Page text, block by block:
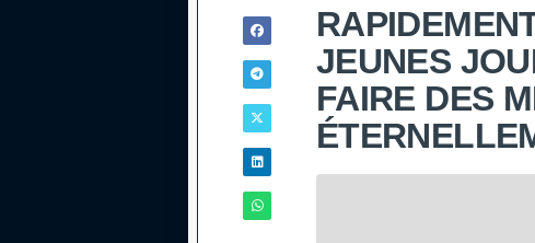
JEUNES
FAIRE DES